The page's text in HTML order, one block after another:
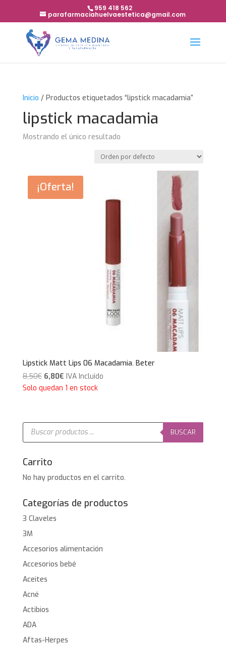
959 418 562
parafarmaciahuelvaestetica@gmail.com
Inicio / Productos etiquetados “lipstick macadamia”
lipstick macadamia
Mostrando el único resultado
¡Oferta!
Lipstick Matt Lips 06 Macadamia. Beter
8,50€ El
precio
8,50€.
6,80€El
precio
6,80€.
IVA Incluido
Solo quedan 1 en stock
Búsqueda
productos
BUSCAR
Carrito
No hay productos en el carrito.
Categorías de productos
3 Claveles
3M
Accesorios alimentación
Accesorios bebé
Aceites
Acné
Actibios
ADA
Aftas-Herpes